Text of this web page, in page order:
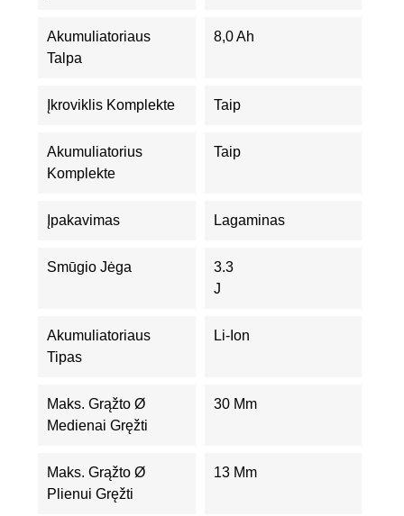
Akumuliatoriaus
Talpa
8,0 Ah
Įkroviklis Komplekte Taip
Akumuliatorius
Komplekte
Taip
Įpakavimas Lagaminas
Smūgio Jėga
3.3
J
Akumuliatoriaus
Tipas
Li-Ion
Maks. Grąžto Ø
Medienai Gręžti
30 Mm
Maks. Grąžto Ø
Plienui Gręžti
13 Mm